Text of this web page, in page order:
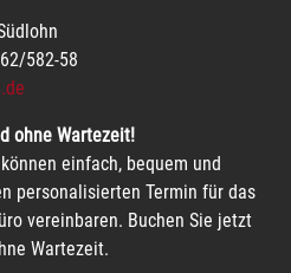
582-58
ohne Wartezeit!
einfach, bequem und
personalisierten Termin für das
vereinbaren. Buchen Sie jetzt
Wartezeit.